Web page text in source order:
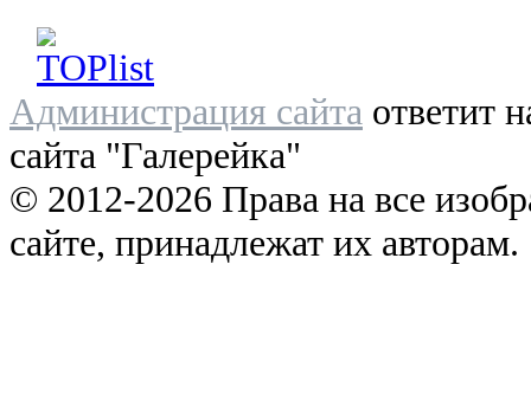
Администрация сайта ответит
сайта "Галерейка"
© 2012-2026 Права на все
сайте, принадлежат их авторам.